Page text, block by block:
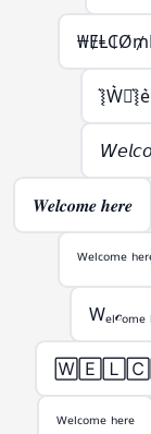
𝑾𝒆𝒍𝒄𝒐𝒎𝒆 𝒉𝒆𝒓𝒆
ᵂᵉˡᶜᵒᵐᵉ
Wₑₗ𝒸ₒₘₑ
ᵂᵉˡᶜᵒᵐᵉ ʰᵉʳᵉ